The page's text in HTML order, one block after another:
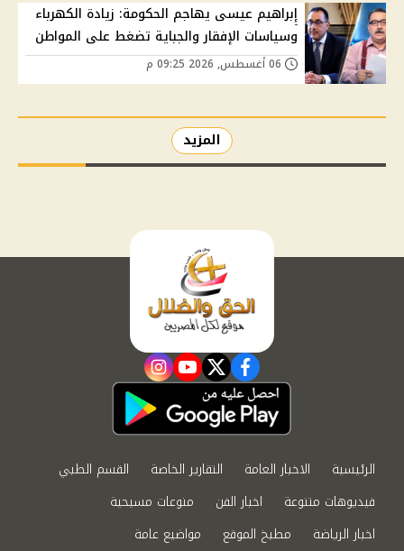
إبراهيم عيسى يهاجم الحكومة: زيادة الكهرباء
وسياسات الإفقار والجباية تضغط على المواطن
المزيد
facebook
twitter
youtube
instagram
الرئيسية الاخبار العامة التقارير الخاصة
القسم الطبي
فيديوهات متنوعة
اخبار الفن
منوعات مسيحية
اخبار الرياضة
مطبخ الموقع مواضيع عامة